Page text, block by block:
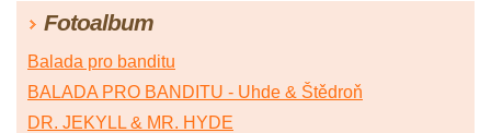
Fotoalbum
Balada pro banditu
BALADA PRO BANDITU - Uhde & Štědroň
DR. JEKYLL & MR. HYDE